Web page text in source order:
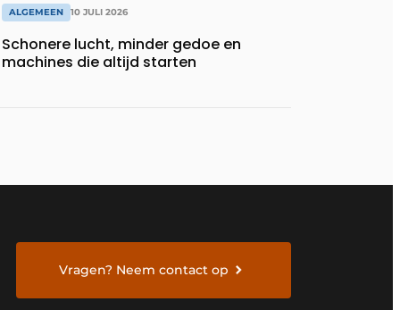
ALGEMEEN 10 JULI 2026
Schonere lucht, minder gedoe en
machines die altijd starten
Vragen? Neem contact op